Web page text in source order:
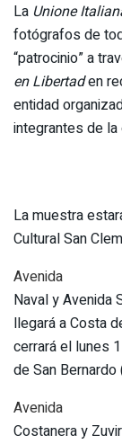
La Unione
fotógrafos de
“patrocinio” a
en Libertaden
entidad
integrantes de la
La muestra
Cultural San
​Avenida
Naval y Avenida
llegará a Costa
cerrará el lunes
de San Bernardo
​Avenida
Costanera y